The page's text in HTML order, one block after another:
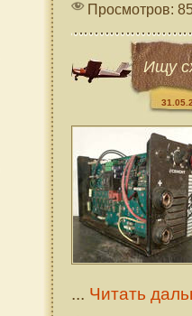
Просмотров:
Ищу
... Читать